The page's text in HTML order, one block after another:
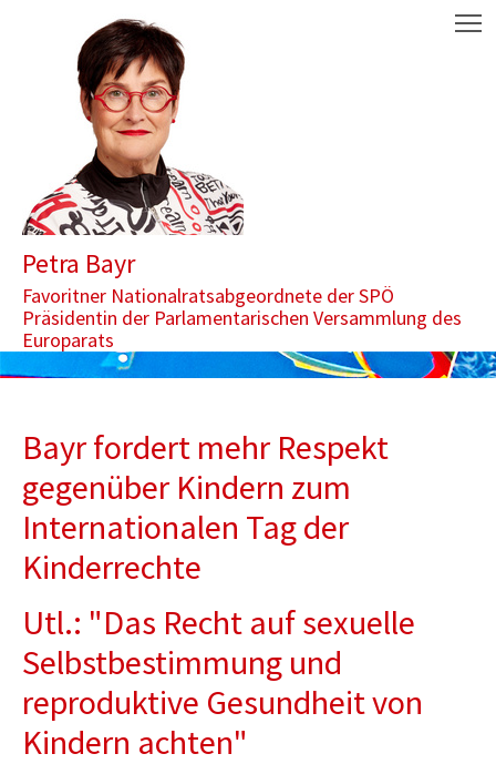
Aktuelle Seite: Bayr fordert mehr Respekt gegenüber Kindern
Petra Bayr
Favoritner Nationalratsabgeordnete der SPÖ
Präsidentin der Parlamentarischen Versammlung des
Europarats
Bayr fordert mehr Respekt
gegenüber Kindern zum
Internationalen Tag der
Kinderrechte
Utl.: "Das Recht auf sexuelle
Selbstbestimmung und
reproduktive Gesundheit von
Kindern achten"